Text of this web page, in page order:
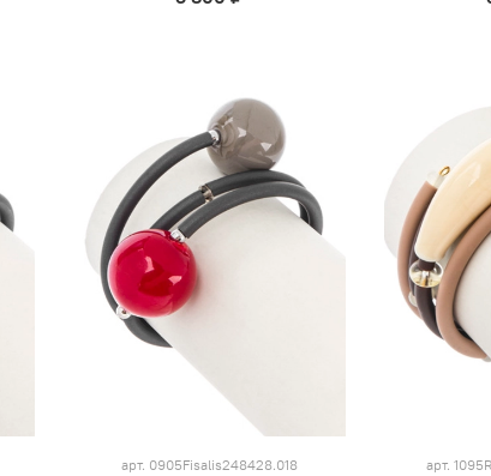
арт. 0905Fisalis248428.018 арт.